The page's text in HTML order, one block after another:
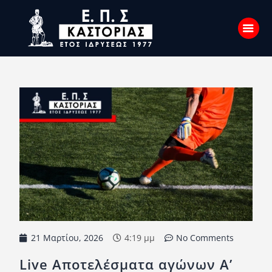
Αρχική
Σχετικά με εμάς
Επικοινωνία
Νέα
Η Ένωση
Πρωταθλήματα
Κύπελλο
Υποδομών
21 Μαρτίου, 2026 4:19 μμ No Comments
Live Αποτελέσματα αγώνων A’